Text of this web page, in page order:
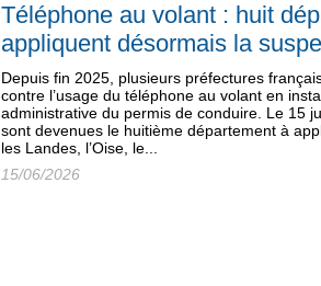
Téléphone au volant : huit
appliquent désormais la
Depuis fin 2025, plusieurs préfectures
contre l’usage du téléphone au volant en
administrative du permis de conduire. Le 15
sont devenues le huitième département à
les Landes, l’Oise, le...
15/06/2026